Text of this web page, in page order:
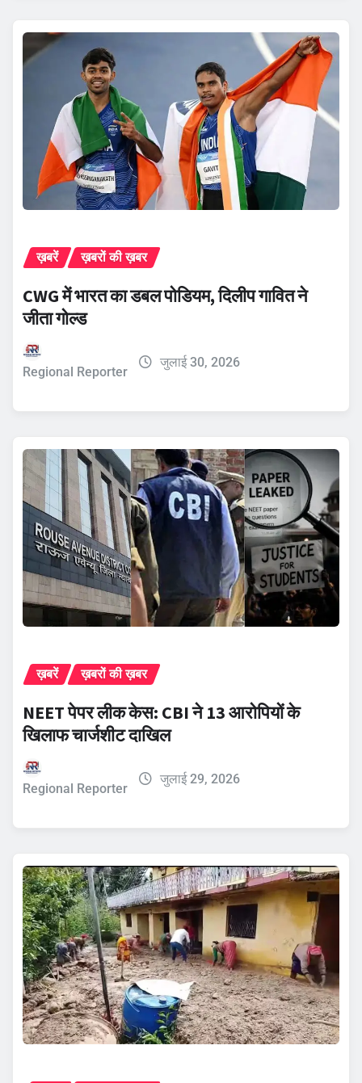
ख़बरें ख़बरों की ख़बर
CWG में भारत का डबल पोडियम, दिलीप गावित ने
जीता गोल्ड
Regional Reporter
जुलाई 30, 2026
ख़बरें ख़बरों की ख़बर
NEET पेपर लीक केस: CBI ने 13 आरोपियों के
खिलाफ चार्जशीट दाखिल
Regional Reporter
जुलाई 29, 2026